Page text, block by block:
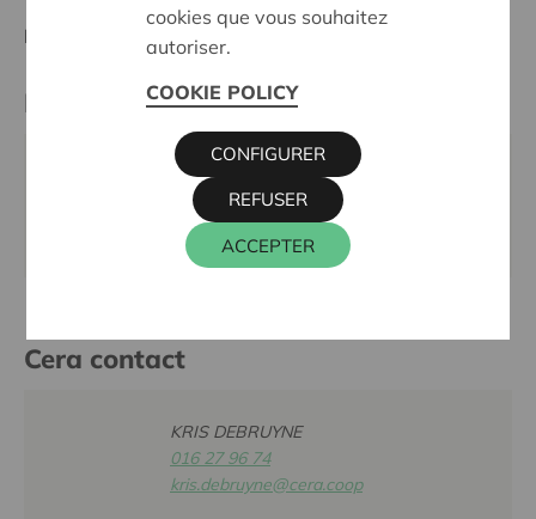
Décision: Approuvé
Partenaire
SJARABANG, HOVIUSSTRAAT 2, 2800 MECHELEN
015 63 96 14
www.sjarabangvzw.be
Cera contact
KRIS DEBRUYNE
016 27 96 74
kris.debruyne@cera.coop
cookies que vous souhaitez
autoriser.
COOKIE POLICY
ACCEPTER
REFUSER
CONFIGURER